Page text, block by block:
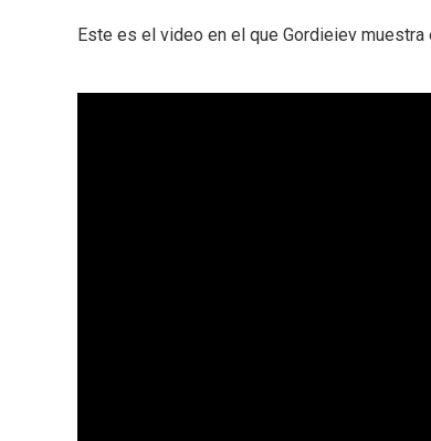
Este es el video en el que Gordieiev